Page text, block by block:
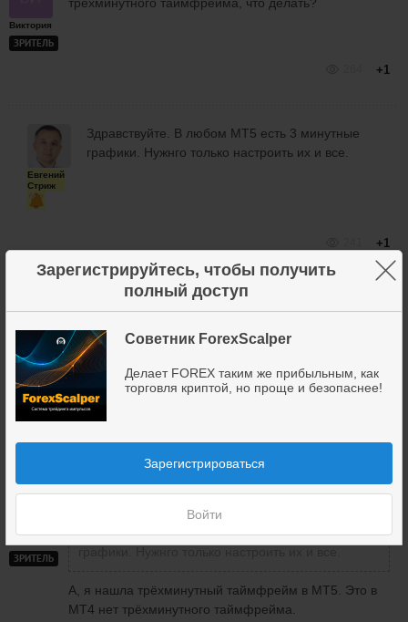
Зарегистрируйтесь, чтобы получить
полный доступ
Советник ForexScalper
Делает FOREX таким же прибыльным, как
торговля криптой, но проще и безопаснее!
Зарегистрироваться
Войти
×
Виктория
ЗРИТЕЛЬ
+1
Евгений
Стриж
Здравствуйте. В любом МТ5 есть 3 минутные
графики. Нужнго только настроить их и все.
+1
Виктория
ЗРИТЕЛЬ
Здравствуйте. В любом МТ5 есть 3 минутные
графики. Нужнго только настроить их и все.
Как настроить?
ЗРИТЕЛЬ
Здравствуйте. В любом МТ5 есть 3 минутные
А, я нашла трёхминутный таймфрейм в МТ5. Это в
МТ4 нет трёхминутного таймфрейма.